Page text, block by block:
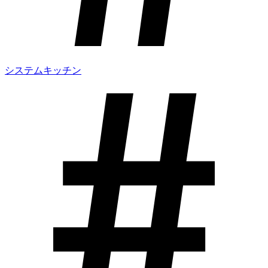
システムキッチン